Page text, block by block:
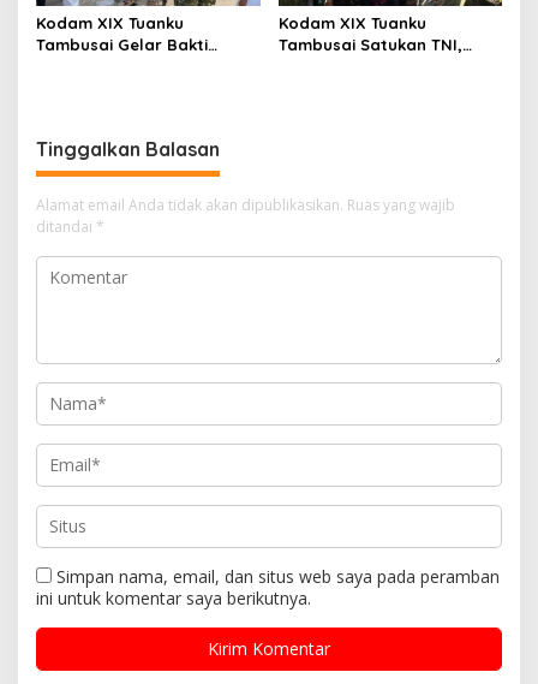
Kodam XIX Tuanku
Tambusai Gelar Bakti
Kodam XIX Tuanku
Tambusai Satukan TNI,
Tinggalkan Balasan
Alamat email Anda tidak akan dipublikasikan. Ruas yang wajib
ditandai *
Simpan nama, email, dan situs web saya pada peramban
ini untuk komentar saya berikutnya.